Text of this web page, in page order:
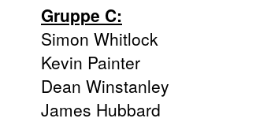
Gruppe C:
Simon Whitlock
Kevin Painter
Dean Winstanley
James Hubbard